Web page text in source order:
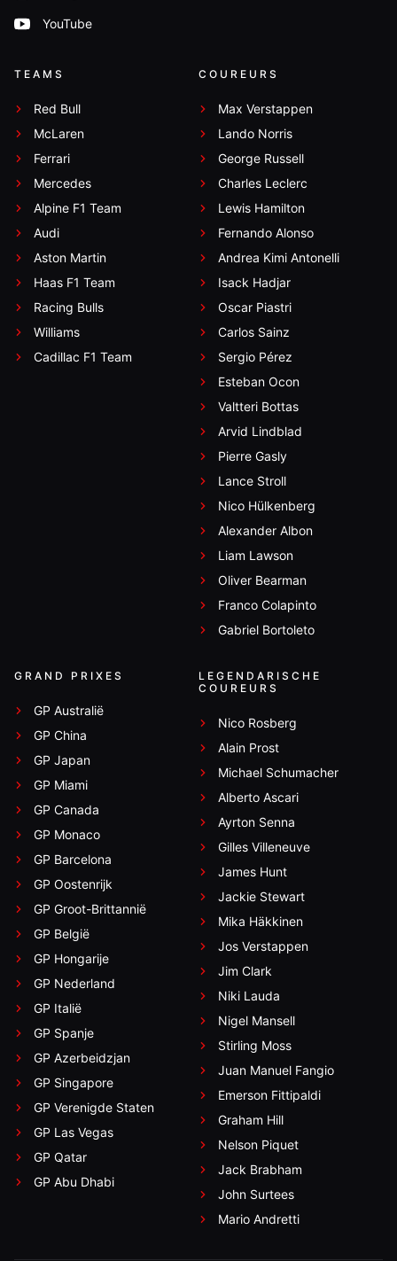
YouTube
TEAMS
Red Bull
McLaren
Ferrari
Mercedes
Alpine F1 Team
Audi
Aston Martin
Haas F1 Team
Racing Bulls
Williams
Cadillac F1 Team
COUREURS
Max Verstappen
Lando Norris
George Russell
Charles Leclerc
Lewis Hamilton
Fernando Alonso
Andrea Kimi Antonelli
Isack Hadjar
Oscar Piastri
Carlos Sainz
Sergio Pérez
Esteban Ocon
Valtteri Bottas
Arvid Lindblad
Pierre Gasly
Lance Stroll
Nico Hülkenberg
Alexander Albon
Liam Lawson
Oliver Bearman
Franco Colapinto
Gabriel Bortoleto
GRAND PRIXES
GP Australië
GP China
GP Japan
GP Miami
GP Canada
GP Monaco
GP Barcelona
GP Oostenrijk
GP Groot-Brittannië
GP België
GP Hongarije
GP Nederland
GP Italië
GP Spanje
GP Azerbeidzjan
GP Singapore
GP Verenigde Staten
GP Las Vegas
GP Qatar
GP Abu Dhabi
LEGENDARISCHE
COUREURS
Nico Rosberg
Alain Prost
Michael Schumacher
Alberto Ascari
Ayrton Senna
Gilles Villeneuve
James Hunt
Jackie Stewart
Mika Häkkinen
Jos Verstappen
Jim Clark
Niki Lauda
Nigel Mansell
Stirling Moss
Juan Manuel Fangio
Emerson Fittipaldi
Graham Hill
Nelson Piquet
Jack Brabham
John Surtees
Mario Andretti